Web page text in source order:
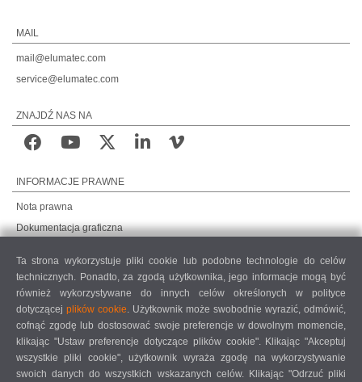
MAIL
mail@elumatec.com
service@elumatec.com
ZNAJDŹ NAS NA
INFORMACJE PRAWNE
Nota prawna
Dokumentacja graficzna
Ogólne warunki sprzedaży
UMOWA O KONSERWACJĘ ZDALNĄ
COOKIE SETTINGS
KODEKS POSTĘPOWANIA DOSTAWCÓW
Ta strona wykorzystuje pliki cookie lub podobne technologie do celów
technicznych. Ponadto, za zgodą użytkownika, jego informacje mogą być
również wykorzystywane do innych celów określonych w polityce
dotyczącej plików cookie. Użytkownik może swobodnie wyrazić, odmówić,
cofnąć zgodę lub dostosować swoje preferencje w dowolnym momencie,
klikając "Ustaw preferencje dotyczące plików cookie". Klikając "Akceptuj
wszystkie pliki cookie", użytkownik wyraża zgodę na wykorzystywanie
swoich danych do wszystkich wskazanych celów. Klikając "Odrzuć pliki